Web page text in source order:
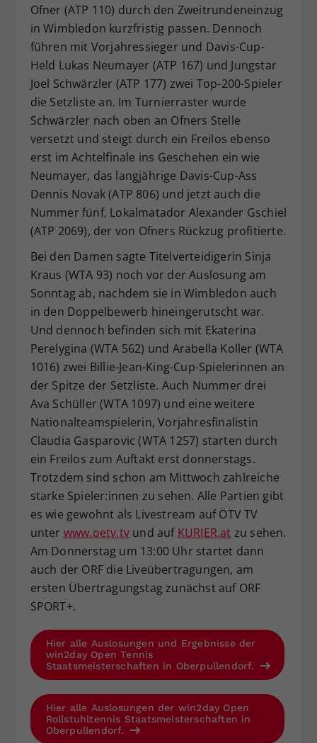
Ofner (ATP 110) durch den Zweitrundeneinzug
in Wimbledon kurzfristig passen. Dennoch
führen mit Vorjahressieger und Davis-Cup-
Held Lukas Neumayer (ATP 167) und Jungstar
Joel Schwärzler (ATP 177) zwei Top-200-Spieler
die Setzliste an. Im Turnierraster wurde
Schwärzler nach oben an Ofners Stelle
versetzt und steigt durch ein Freilos ebenso
erst im Achtelfinale ins Geschehen ein wie
Neumayer, das langjährige Davis-Cup-Ass
Dennis Novak (ATP 806) und jetzt auch die
Nummer fünf, Lokalmatador Alexander Gschiel
(ATP 2069), der von Ofners Rückzug profitierte.
Bei den Damen sagte Titelverteidigerin Sinja
Kraus (WTA 93) noch vor der Auslosung am
Sonntag ab, nachdem sie in Wimbledon auch
in den Doppelbewerb hineingerutscht war.
Und dennoch befinden sich mit Ekaterina
Perelygina (WTA 562) und Arabella Koller (WTA
1016) zwei Billie-Jean-King-Cup-Spielerinnen an
der Spitze der Setzliste. Auch Nummer drei
Ava Schüller (WTA 1097) und eine weitere
Nationalteamspielerin, Vorjahresfinalistin
Claudia Gasparovic (WTA 1257) starten durch
ein Freilos zum Auftakt erst donnerstags.
Trotzdem sind schon am Mittwoch zahlreiche
starke Spieler:innen zu sehen. Alle Partien gibt
es wie gewohnt als Livestream auf ÖTV TV
unter www.oetv.tvund auf KURIER.at zu sehen.
Am Donnerstag um 13:00 Uhr startet dann
auch der ORF die Liveübertragungen, am
ersten Übertragungstag zunächst auf ORF
SPORT+.
Hier alle Auslosungen und Ergebnisse der
win2day Open Tennis
Staatsmeisterschaften in Oberpullendorf.
Hier alle Auslosungen der win2day Open
Rollstuhltennis Staatsmeisterschaften in
Oberpullendorf.